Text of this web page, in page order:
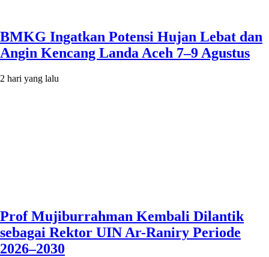
BMKG Ingatkan Potensi Hujan Lebat dan
Angin Kencang Landa Aceh 7–9 Agustus
2 hari yang lalu
Prof Mujiburrahman Kembali Dilantik
sebagai Rektor UIN Ar-Raniry Periode
2026–2030